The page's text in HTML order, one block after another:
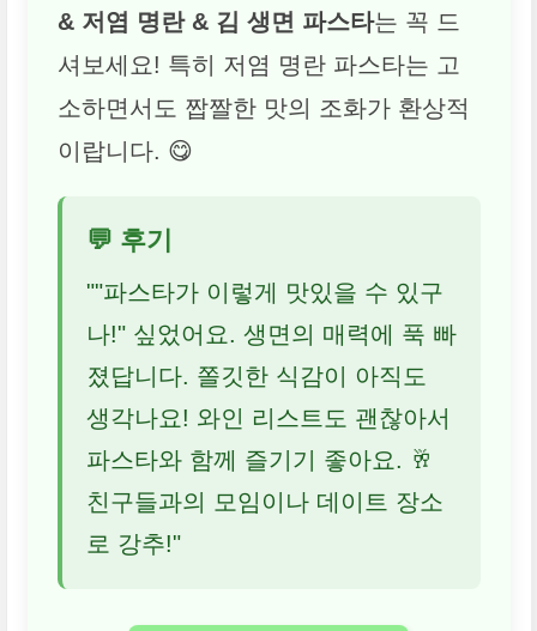
& 저염 명란 & 김 생면 파스타는 꼭 드
셔보세요! 특히 저염 명란 파스타는 고
소하면서도 짭짤한 맛의 조화가 환상적
이랍니다. 😋
💬 후기
""파스타가 이렇게 맛있을 수 있구
나!" 싶었어요. 생면의 매력에 푹 빠
졌답니다. 쫄깃한 식감이 아직도
생각나요! 와인 리스트도 괜찮아서
파스타와 함께 즐기기 좋아요. 🥂
친구들과의 모임이나 데이트 장소
로 강추!"